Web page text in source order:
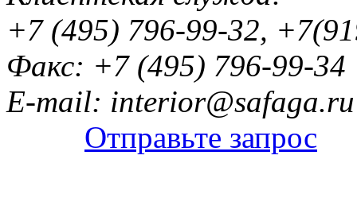
+7 (495) 796-99-32,
Факс: +7 (495) 796-99-34
E-mail: interior@safaga.ru
Отправьте запрос